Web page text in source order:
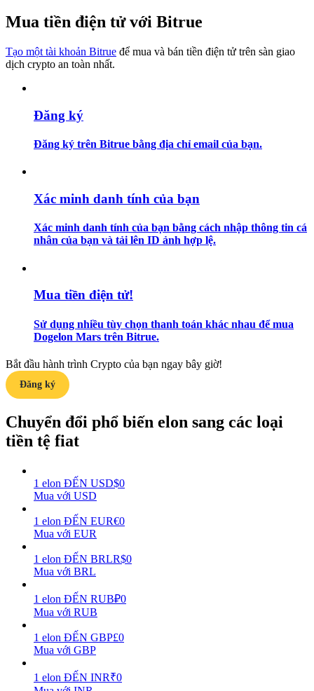
Hướng dẫn giao dịch Spot
Power Piggy
Làm cho tài sản của bạn tăng giá trị đều đặn
Mua tiền điện tử với Bitrue
Tạo một tài khoản Bitrue để mua và bán tiền điện tử trên sàn giao
dịch crypto an toàn nhất.
Đăng ký
Đăng ký trên Bitrue bằng địa chỉ email của bạn.
Xác minh danh tính của bạn
Xác minh danh tính của bạn bằng cách nhập thông tin cá
nhân của bạn và tải lên ID ảnh hợp lệ.
Mua tiền điện tử!
Sử dụng nhiều tùy chọn thanh toán khác nhau để mua
Dogelon Mars trên Bitrue.
Bắt đầu hành trình Crypto của bạn ngay bây giờ!
Đăng ký
Chuyển đổi phổ biến elon sang các loại
tiền tệ fiat
1 elon ĐẾN USD$0
Mua với USD
1 elon ĐẾN EUR€0
Mua với EUR
1 elon ĐẾN BRLR$0
Mua với BRL
1 elon ĐẾN RUB₽0
Mua với RUB
1 elon ĐẾN GBP£0
Mua với GBP
1 elon ĐẾN INR₹0